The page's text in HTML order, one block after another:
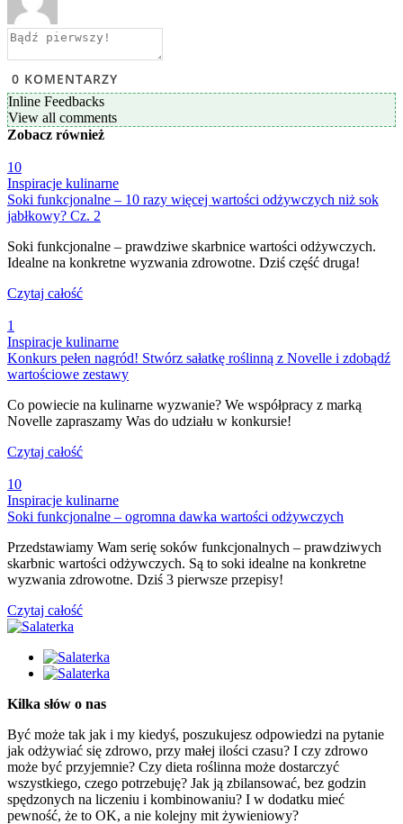
0 KOMENTARZY
Inline Feedbacks
View all comments
Zobacz również
10
Inspiracje kulinarne
Soki funkcjonalne – 10 razy więcej wartości odżywczych niż sok
jabłkowy? Cz. 2
Soki funkcjonalne – prawdziwe skarbnice wartości odżywczych.
Idealne na konkretne wyzwania zdrowotne. Dziś część druga!
Czytaj całość
1
Inspiracje kulinarne
Konkurs pełen nagród! Stwórz sałatkę roślinną z Novelle i zdobądź
wartościowe zestawy
Co powiecie na kulinarne wyzwanie? We współpracy z marką
Novelle zapraszamy Was do udziału w konkursie!
Czytaj całość
10
Inspiracje kulinarne
Soki funkcjonalne – ogromna dawka wartości odżywczych
Przedstawiamy Wam serię soków funkcjonalnych – prawdziwych
skarbnic wartości odżywczych. Są to soki idealne na konkretne
wyzwania zdrowotne. Dziś 3 pierwsze przepisy!
Czytaj całość
Kilka słów o nas
Być może tak jak i my kiedyś, poszukujesz odpowiedzi na pytanie
jak odżywiać się zdrowo, przy małej ilości czasu? I czy zdrowo
może być przyjemnie? Czy dieta roślinna może dostarczyć
wszystkiego, czego potrzebuję? Jak ją zbilansować, bez godzin
spędzonych na liczeniu i kombinowaniu? I w dodatku mieć
pewność, że to OK, a nie kolejny mit żywieniowy?